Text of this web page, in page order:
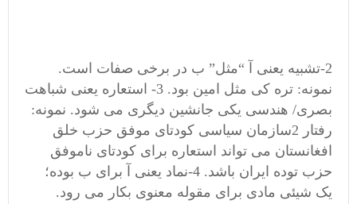
2-تشبیه یعنی آ “مثل” ب در برخی صفات است.
نمونه: تره کی مثل امین بود. 3- استعاره یعنی شباهت
بصری/ هندسی یکی جانشین دیگری می شود. نمونه:
رفتار 2سازمان سیاسی کودتای موفق حزب خلق
افغانستان می تواند استعاره برای کودتای ناموفق
حزب توده ایران باشد. 4-نماد یعنی آ برای ب بوده؛
یک شیئی مادی برای مقوله معنوی بکار می رود.